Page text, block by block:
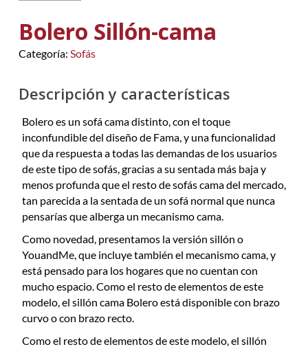
Bolero Sillón-cama
Categoría: Sofás
Descripción y características
Bolero es un sofá cama distinto, con el toque
inconfundible del diseño de Fama, y una funcionalidad
que da respuesta a todas las demandas de los usuarios
de este tipo de sofás, gracias a su sentada más baja y
menos profunda que el resto de sofás cama del mercado,
tan parecida a la sentada de un sofá normal que nunca
pensarías que alberga un mecanismo cama.
Como novedad, presentamos la versión sillón o
YouandMe, que incluye también el mecanismo cama, y
está pensado para los hogares que no cuentan con
mucho espacio. Como el resto de elementos de este
modelo, el sillón cama Bolero está disponible con brazo
curvo o con brazo recto.
Como el resto de elementos de este modelo, el sillón